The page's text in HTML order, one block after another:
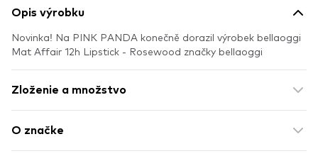
Opis výrobku
Novinka! Na PINK PANDA konečně dorazil výrobek bellaoggi
Mat Affair 12h Lipstick - Rosewood značky bellaoggi
Zloženie a množstvo
O značke